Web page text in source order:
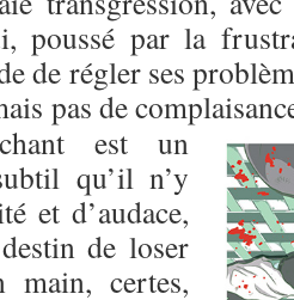
poussé par la
de régler ses
pas de
est un
qu’il n’y
et d’audace,
de loser
main, certes,